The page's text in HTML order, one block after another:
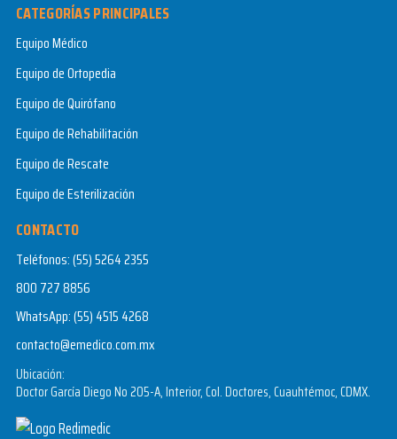
CATEGORÍAS PRINCIPALES
Equipo Médico
Equipo de Ortopedia
Equipo de Quirófano
Equipo de Rehabilitación
Equipo de Rescate
Equipo de Esterilización
CONTACTO
Teléfonos:(55) 5264 2355
800 727 8856
WhatsApp:(55) 4515 4268
contacto@emedico.com.mx
Ubicación:
Doctor García Diego No 205-A, Interior, Col. Doctores, Cuauhtémoc, CDMX.